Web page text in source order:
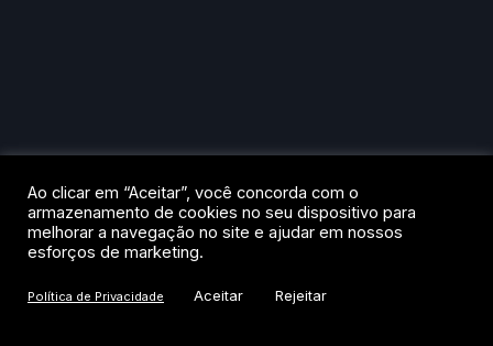
Privacidade.
Criar conta
Ao clicar em “Aceitar”, você concorda com o
armazenamento de cookies no seu dispositivo para
melhorar a navegação no site e ajudar em nossos
esforços de marketing.
Política de Privacidade Aceitar Rejeitar